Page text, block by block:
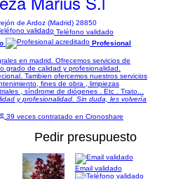
de Ardoz (Madrid) 28850
Teléfono validado
Profesional
en madrid. Ofrecemos servicios de
grado de calidad y profesionalidad.
Tambien ofercemos nuestros servicios
fines de obra , limpiezas
, síndrome de diógenes . Etc . Trato...
y profesionalidad. Sin duda, les volvería
39 veces contratado en Cronoshare
Pedir presupuesto
Email validado